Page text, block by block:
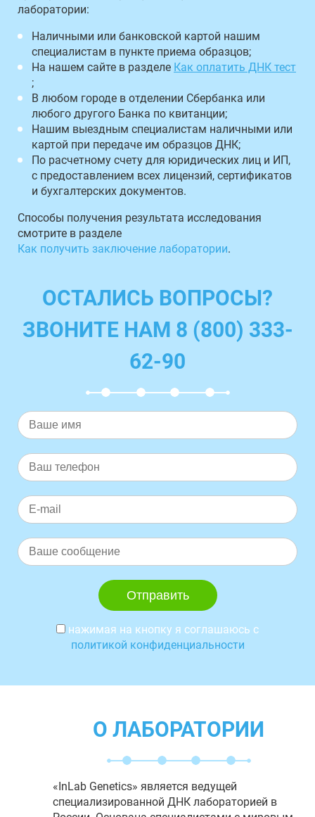
лаборатории:
Наличными или банковской картой нашим
специалистам в пункте приема образцов;
На нашем сайте в разделе Как оплатить ДНК тест
;
В любом городе в отделении Сбербанка или
любого другого Банка по квитанции;
Нашим выездным специалистам наличными или
картой при передаче им образцов ДНК;
По расчетному счету для юридических лиц и ИП,
с предоставлением всех лицензий, сертификатов
и бухгалтерских документов.
Способы получения результата исследования
смотрите в разделе
Как получить заключение лаборатории.
ОСТАЛИСЬ ВОПРОСЫ?
ЗВОНИТЕ НАМ 8 (800) 333-
62-90
нажимая на кнопку я соглашаюсь с
политикой конфиденциальности
О ЛАБОРАТОРИИ
«InLab Genetics» является ведущей
специализированной ДНК лабораторией в